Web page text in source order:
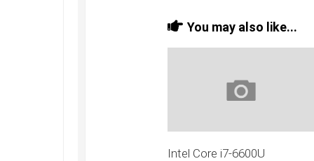
You may also like...
Intel Core i7-6600U